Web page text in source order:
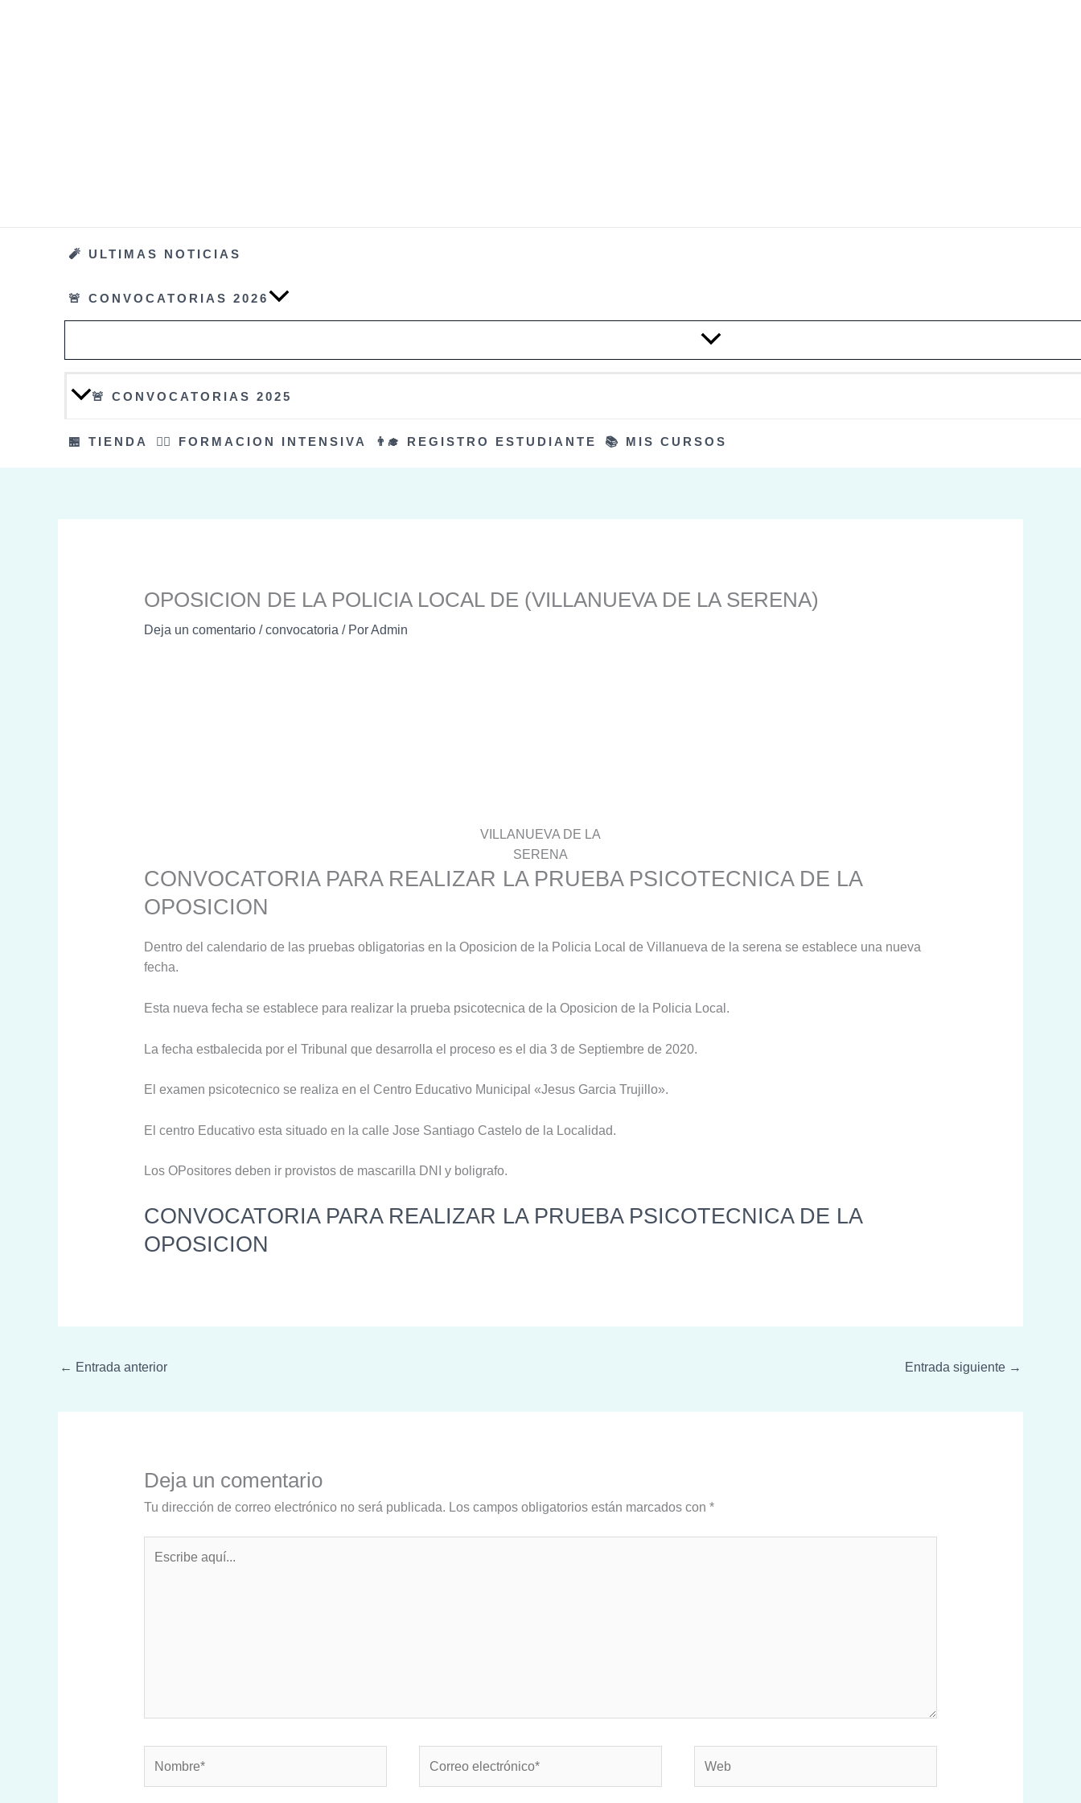
🧨 ULTIMAS NOTICIAS
🚨 CONVOCATORIAS 2026
🚨 CONVOCATORIAS 2025
🏪 TIENDA 👮‍♀️ FORMACION INTENSIVA 👨‍🎓 REGISTRO ESTUDIANTE 📚 MIS CURSOS
OPOSICION DE LA POLICIA LOCAL DE (VILLANUEVA DE LA SERENA)
Deja un comentario / convocatoria/ PorAdmin
VILLANUEVA DE LA
SERENA
CONVOCATORIA PARA REALIZAR LA PRUEBA PSICOTECNICA DE LA
OPOSICION
Dentro del calendario de las pruebas obligatorias en la Oposicion de la Policia Local de Villanueva de la serena se establece una nueva
fecha.
Esta nueva fecha se establece para realizar la prueba psicotecnica de la Oposicion de la Policia Local.
La fecha estbalecida por el Tribunal que desarrolla el proceso es el dia 3 de Septiembre de 2020.
El examen psicotecnico se realiza en el Centro Educativo Municipal «Jesus Garcia Trujillo».
El centro Educativo esta situado en la calle Jose Santiago Castelo de la Localidad.
Los OPositores deben ir provistos de mascarilla DNI y boligrafo.
CONVOCATORIA PARA REALIZAR LA PRUEBA PSICOTECNICA DE LA
OPOSICION
← Entrada anterior Entrada siguiente →
Deja un comentario
Tu dirección de correo electrónico no será publicada. Los campos obligatorios están marcados con *
aquí...
electrónico*